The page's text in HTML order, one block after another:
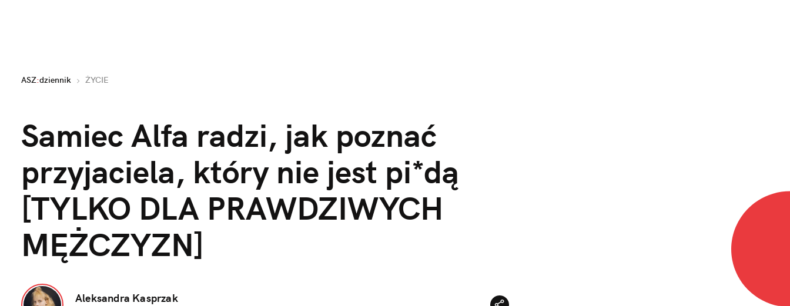
ASZ:dziennik ŻYCIE
Samiec Alfa radzi, jak poznać
przyjaciela, który nie jest pi*dą
[TYLKO DLA PRAWDZIWYCH
MĘŻCZYZN]
Aleksandra Kasprzak